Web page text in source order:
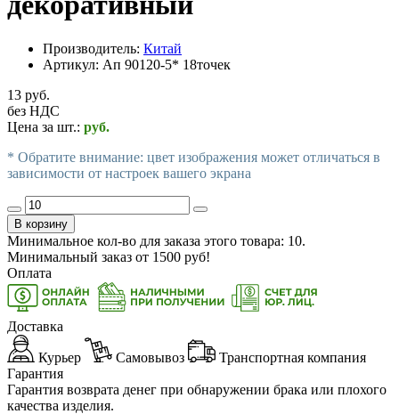
Производитель: Китай
Артикул: Ап 90120-5* 18точек
13 руб.
без НДС
Цена за шт.: руб.
* Обратите внимание: цвет изображения может отличаться в
зависимости от настроек вашего экрана
В корзину
Минимальное кол-во для заказа этого товара: 10.
Минимальный заказ от 1500 руб!
Оплата
Доставка
Курьер Самовывоз
Транспортная компания
Гарантия
Гарантия возврата денег при обнаружении брака или плохого
качества изделия.